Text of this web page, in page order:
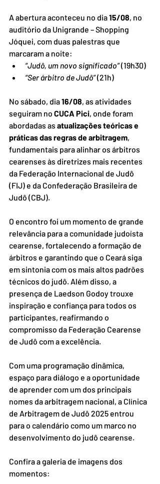
A abertura aconteceu no dia 15/08, no
auditório da Unigrande – Shopping
Jóquei, com duas palestras que
marcaram a noite:
“Judô, um novo significado” (19h30)
“Ser árbitro de Judô” (21h)
No sábado, dia 16/08, as atividades
seguiram no CUCA Pici, onde foram
abordadas as atualizações teóricas e
práticas das regras de arbitragem,
fundamentais para alinhar os árbitros
cearenses às diretrizes mais recentes
da Federação Internacional de Judô
(FIJ) e da Confederação Brasileira de
Judô (CBJ).
O encontro foi um momento de grande
relevância para a comunidade judoísta
cearense, fortalecendo a formação de
árbitros e garantindo que o Ceará siga
em sintonia com os mais altos padrões
técnicos do judô. Além disso, a
presença de Laedson Godoy trouxe
inspiração e confiança para todos os
participantes, reafirmando o
compromisso da Federação Cearense
de Judô com a excelência.
Com uma programação dinâmica,
espaço para diálogo e a oportunidade
de aprender com um dos principais
nomes da arbitragem nacional, a Clínica
de Arbitragem de Judô 2025 entrou
para o calendário como um marco no
desenvolvimento do judô cearense.
Confira a galeria de imagens dos
momentos: